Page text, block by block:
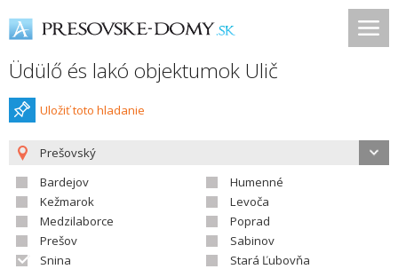
Üdülő és lakó objektumok Ulič
Uložiť toto hladanie
Prešovský
Bardejov
Humenné
Kežmarok
Levoča
Medzilaborce
Poprad
Prešov
Sabinov
Snina
Stará Ľubovňa